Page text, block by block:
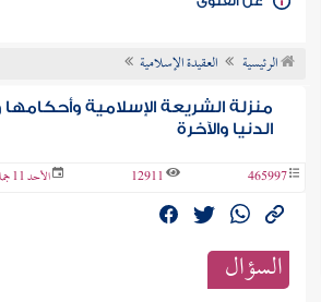
مختارات الفتاوى
الفتوى
الرئيسية العقيدة الإسلامية
منزلة الشريعة الإسلامية وأحكامها
الدنيا والآخرة
465997
12911 الأحد 11 جمادى الأولى 1444 هـ - 4-12-2022 م
السؤال